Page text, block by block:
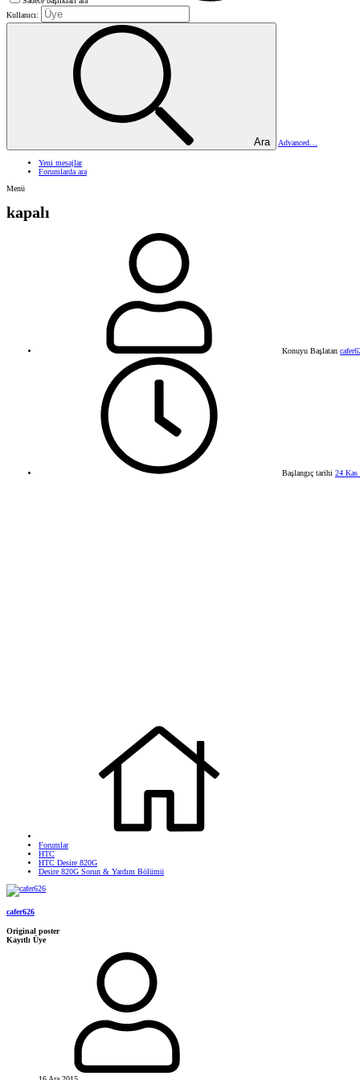
Kullanıcı:
Ara Advanced…
Yeni mesajlar
Forumlarda ara
Menü
kapalı
Konuyu Başlatan
Başlangıç tarihi 24 Kas
Forumlar
HTC
HTC Desire 820G
Desire 820G Sorun & Yardım Bölümü
cafer626
Original poster
Kayıtlı Üye